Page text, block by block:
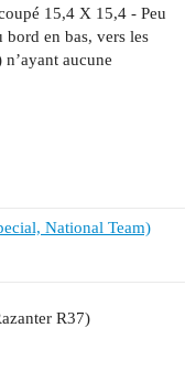
15,4 X 15,4 - Peu
bord en bas, vers les
aucune
National Team)
R37)